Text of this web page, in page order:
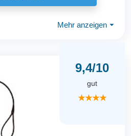
Mehr anzeigen ⏷
9,4/10
gut
★★★★